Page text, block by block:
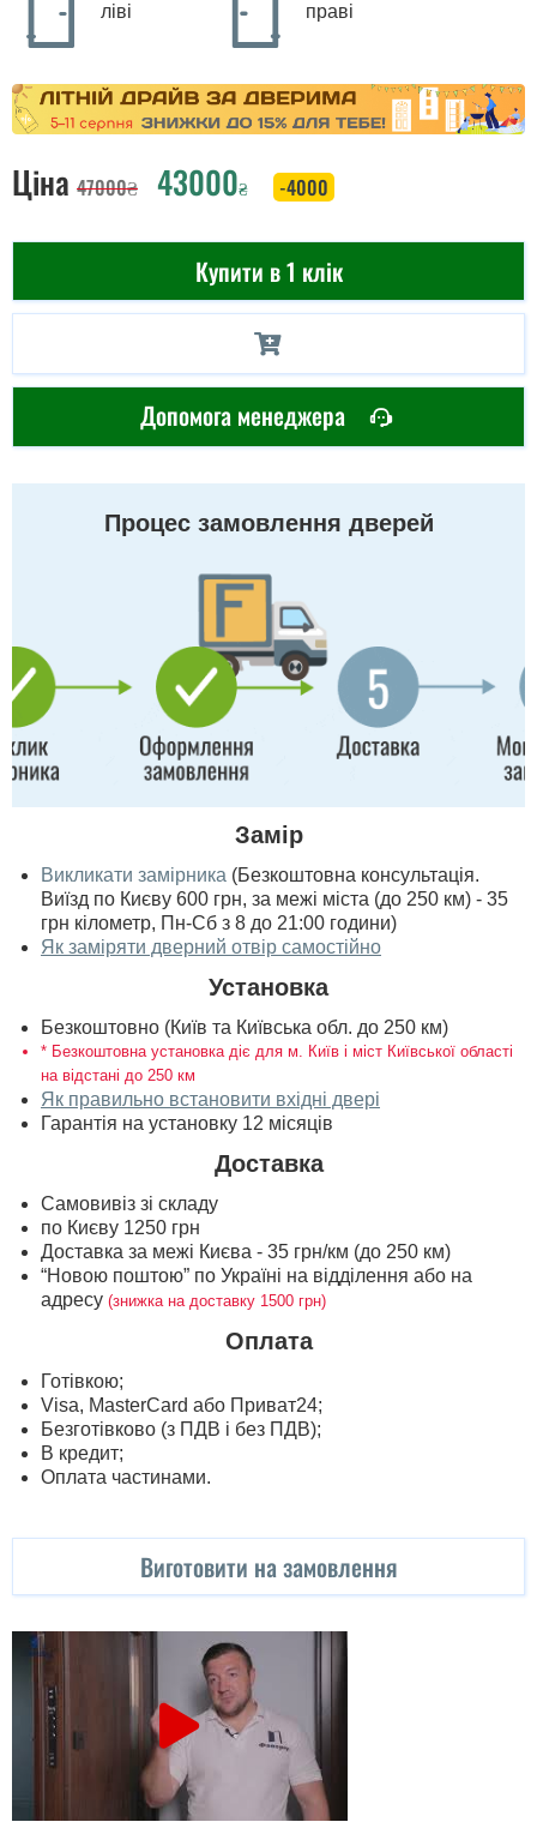
ліві праві
Ціна 47000₴ 43000₴ -4000
Купити в 1 клік
Допомога менеджера
Процес замовлення дверей
Замір
Викликати замірника (Безкоштовна консультація.
Виїзд по Києву 600 грн, за межі міста (до 250 км) - 35
грн кілометр, Пн-Сб з 8 до 21:00 години)
Як заміряти дверний отвір самостійно
Установка
Безкоштовно (Київ та Київська обл. до 250 км)
* Безкоштовна установка діє для м. Київ і міст Київської області
на відстані до 250 км
Як правильно встановити вхідні двері
Гарантія на установку 12 місяців
Доставка
Самовивіз зі складу
по Києву 1250 грн
Доставка за межі Києва - 35 грн/км (до 250 км)
“Новою поштою” по Україні на відділення або на
адресу (знижка на доставку 1500 грн)
Оплата
Готівкою;
Visa, MasterСard або Приват24;
Безготівково (з ПДВ і без ПДВ);
В кредит;
Оплата частинами.
Виготовити на замовлення